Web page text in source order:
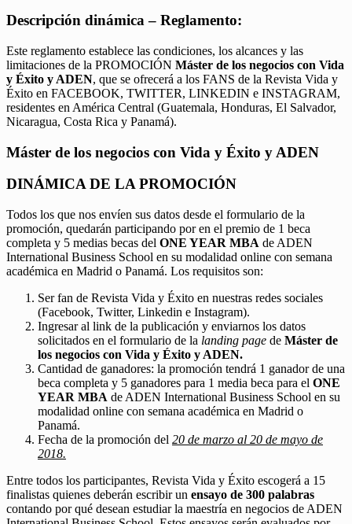
Descripción dinámica – Reglamento:
Este reglamento establece las condiciones, los alcances y las
limitaciones de la PROMOCIÓN Máster de los negocios con Vida
y Éxito y ADEN, que se ofrecerá a los FANS de la Revista Vida y
Éxito en FACEBOOK, TWITTER, LINKEDIN e INSTAGRAM,
residentes en América Central (Guatemala, Honduras, El Salvador,
Nicaragua, Costa Rica y Panamá).
Máster de los negocios con Vida y Éxito y ADEN
DINÁMICA DE LA PROMOCIÓN
Todos los que nos envíen sus datos desde el formulario de la
promoción, quedarán participando por en el premio de 1 beca
completa y 5 medias becas del ONE YEAR MBA de ADEN
International Business School en su modalidad online con semana
académica en Madrid o Panamá. Los requisitos son:
Ser fan de Revista Vida y Éxito en nuestras redes sociales
(Facebook, Twitter, Linkedin e Instagram).
Ingresar al link de la publicación y enviarnos los datos
solicitados en el formulario de la landing page de Máster de
los negocios con Vida y Éxito y ADEN.
Cantidad de ganadores: la promoción tendrá 1 ganador de una
beca completa y 5 ganadores para 1 media beca para el ONE
YEAR MBA de ADEN International Business School en su
modalidad online con semana académica en Madrid o
Panamá.
Fecha de la promoción del 20 de marzo al 20 de mayo de
2018.
Entre todos los participantes, Revista Vida y Éxito escogerá a 15
finalistas quienes deberán escribir un ensayo de 300 palabras
contando por qué desean estudiar la maestría en negocios de ADEN